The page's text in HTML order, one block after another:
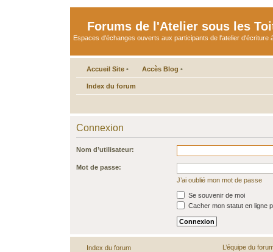
Forums de l'Atelier sous les
Espaces d'échanges ouverts aux participants de l'atelier d'écriture
Accueil Site • Accès Blog •
Index du forum
Connexion
Nom d’utilisateur:
Mot de passe:
J’ai oublié mon mot de passe
Se souvenir de moi
Cacher mon statut en ligne
Index du forum L’équipe du